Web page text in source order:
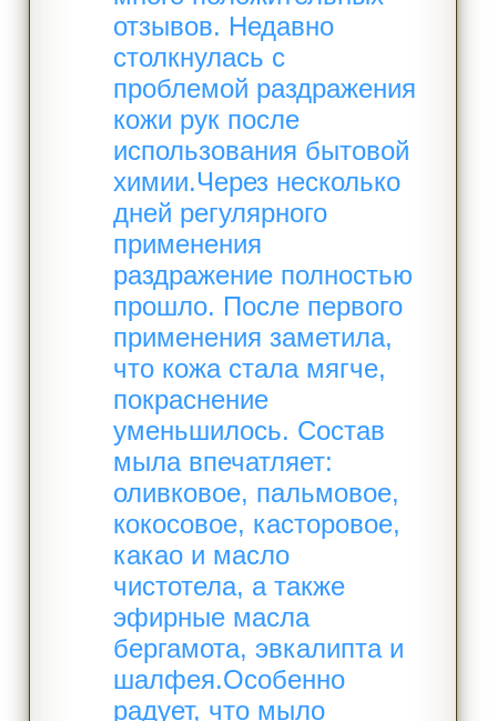
отзывов. Недавно
столкнулась с
проблемой раздражения
кожи рук после
использования бытовой
химии.​ Через несколько
дней регулярного
применения
раздражение полностью
прошло. После первого
применения заметила,
что кожа стала мягче,
покраснение
уменьшилось. Состав
мыла впечатляет:
оливковое, пальмовое,
кокосовое, касторовое,
какао и масло
чистотела, а также
эфирные масла
бергамота, эвкалипта и
шалфея.​ Особенно
радует, что мыло